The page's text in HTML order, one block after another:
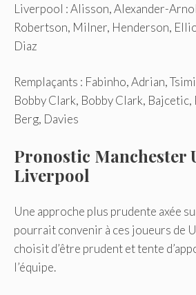
Liverpool : Alisson, Alexander-
Robertson, Milner, Henderson,
Diaz
Remplaçants : Fabinho, Adrian,
Bobby Clark, Bobby Clark, Bajcetic,
Berg, Davies
Pronostic Manchester
Liverpool
Une approche plus prudente axée
pourrait convenir à ces joueurs de
choisit d’être prudent et tente
l’équipe.